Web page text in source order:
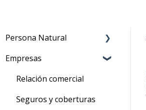
Persona Natural
Arrendamiento
Seguros y Coberturas
Canales de atención
Empresas
Relación comercial
Seguros y coberturas